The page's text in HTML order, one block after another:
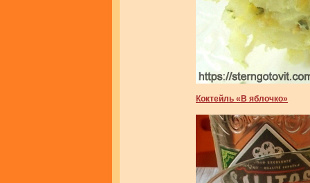
Коктейль «В яблочко»